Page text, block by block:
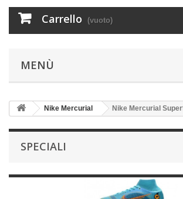
Carrello (vuoto)
MENÙ
Nike Mercurial Nike Mercurial
SPECIALI